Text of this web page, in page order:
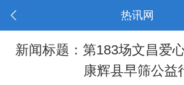
热讯网
新闻标题：第183场文昌爱
康辉县早筛公益